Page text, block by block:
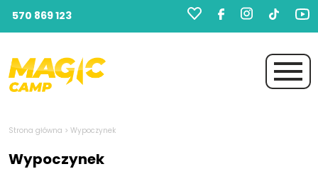
570 869 123
Strona główna > Wypoczynek
Wypoczynek